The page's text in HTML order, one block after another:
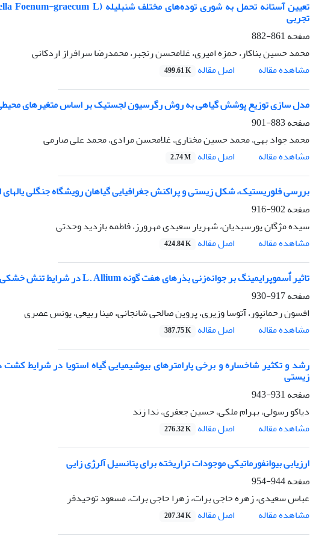
تجربی
صفحه861-882
محمد حسین بناکار، حمزه امیری، غلامحسن رنجبر، محمد‌رضا سرافراز اردکانی
مشاهده مقاله
اصل مقاله 499.61 K
مدل سازی توزیع پوشش گیاهی به روش رگرسیون لجستیک بر اساس متغیرهای
صفحه883-901
محمد جواد بهی، محمد حسین مختاری، غلامحسن مرادی، محمد علی صارمی
مشاهده مقاله
اصل مقاله 2.74 M
بررسی فلوریستیک، شکل زیستی و پراکنش جغرافیایی گیاهان رویشگاه جنگلی یالهای
صفحه902-916
سیده مژگان پورسیدیان، شهریار سعیدی مهرورز، فاطمه بازدید وحدتی
مشاهده مقاله
اصل مقاله 424.84 K
تاثیر اٌسموپرایمینگ بر جوانه‌زنی بذرهای هفت گونه L. Allium در شرایط تنش خشکی
صفحه917-930
افسون رحمانپور، آتوسا وزیری، پروین صالحی شانجانی، مینا ربیعی، یونس عصری
مشاهده مقاله
اصل مقاله 387.75 K
رشد و تکثیر شاخساره و برخی پارامترهای بیوشیمیایی گیاه استویا در شرایط
زیستی
صفحه931-943
دیاکو رسولی، بهرام ملکی، حسین جعفری، ندا زند
مشاهده مقاله
اصل مقاله 276.32 K
ارزیابی بیوانفورماتیکی موجودات تراریخته برای پتانسیل آلرژی زایی
صفحه944-954
عباس سعیدی، زهره حاجی برات، زهرا حاجی برات، مسعود توحیدفر
مشاهده مقاله
اصل مقاله 207.34 K